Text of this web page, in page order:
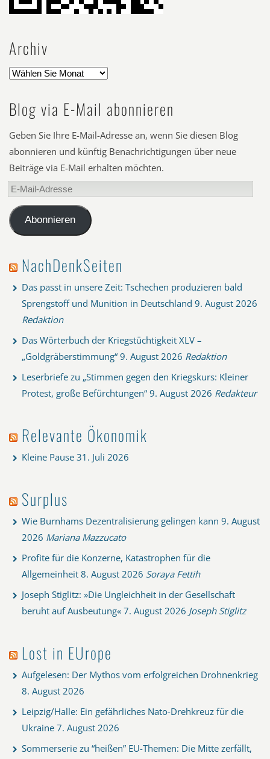
Archiv
Blog via E-Mail abonnieren
Geben Sie Ihre E-Mail-Adresse an, wenn Sie diesen Blog
abonnieren und künftig Benachrichtigungen über neue
Beiträge via E-Mail erhalten möchten.
E-
Mail-
AdresseAbonnieren
NachDenkSeiten
Das passt in unsere Zeit: Tschechen produzieren bald
Sprengstoff und Munition in Deutschland 9. August 2026
Redaktion
Das Wörterbuch der Kriegstüchtigkeit XLV –
„Goldgräberstimmung“ 9. August 2026 Redaktion
Leserbriefe zu „Stimmen gegen den Kriegskurs: Kleiner
Protest, große Befürchtungen“ 9. August 2026 Redakteur
Relevante Ökonomik
Kleine Pause 31. Juli 2026
Surplus
Wie Burnhams Dezentralisierung gelingen kann 9. August
2026 Mariana Mazzucato
Profite für die Konzerne, Katastrophen für die
Allgemeinheit 8. August 2026 Soraya Fettih
Joseph Stiglitz: »Die Ungleichheit in der Gesellschaft
beruht auf Ausbeutung« 7. August 2026 Joseph Stiglitz
Lost in EUrope
Aufgelesen: Der Mythos vom erfolgreichen Drohnenkrieg
8. August 2026
Leipzig/Halle: Ein gefährliches Nato-Drehkreuz für die
Ukraine 7. August 2026
Sommerserie zu “heißen” EU-Themen: Die Mitte zerfällt,